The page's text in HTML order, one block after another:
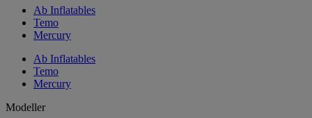
Ab Inflatables
Temo
Mercury
Ab Inflatables
Temo
Mercury
Modeller